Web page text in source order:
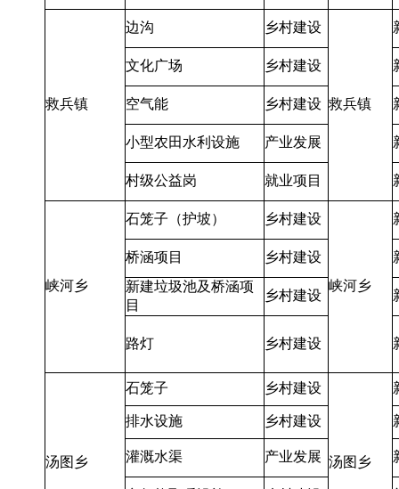
救兵镇
边沟 乡村建设
救兵镇
文化广场 乡村建设
空气能 乡村建设
小型农田水利设施 产业发展
村级公益岗 就业项目
峡河乡
石笼子（护坡） 乡村建设
峡河乡
桥涵项目 乡村建设
新建垃圾池及桥涵项
目
乡村建设
路灯 乡村建设
汤图乡
石笼子 乡村建设
汤图乡
排水设施 乡村建设
灌溉水渠 产业发展